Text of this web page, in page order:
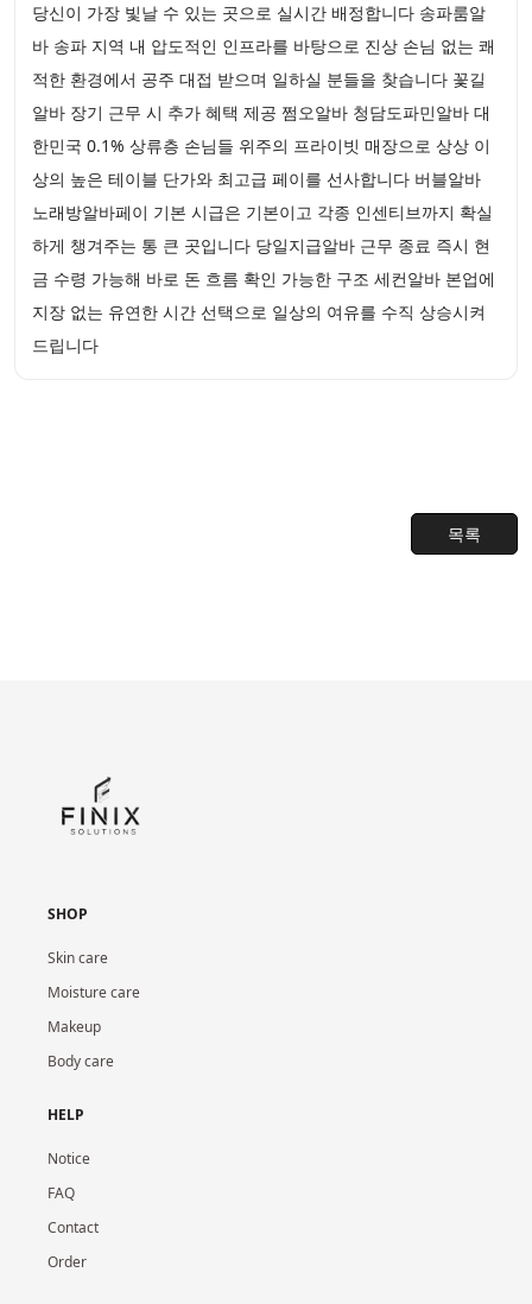
당신이 가장 빛날 수 있는 곳으로 실시간 배정합니다 송파룸알
바 송파 지역 내 압도적인 인프라를 바탕으로 진상 손님 없는 쾌
적한 환경에서 공주 대접 받으며 일하실 분들을 찾습니다 꽃길
알바 장기 근무 시 추가 혜택 제공 쩜오알바 청담도파민알바 대
한민국 0.1% 상류층 손님들 위주의 프라이빗 매장으로 상상 이
상의 높은 테이블 단가와 최고급 페이를 선사합니다 버블알바
노래방알바페이 기본 시급은 기본이고 각종 인센티브까지 확실
하게 챙겨주는 통 큰 곳입니다 당일지급알바 근무 종료 즉시 현
금 수령 가능해 바로 돈 흐름 확인 가능한 구조 세컨알바 본업에
지장 없는 유연한 시간 선택으로 일상의 여유를 수직 상승시켜
드립니다
목록
SHOP
Skin care
Moisture care
Makeup
Body care
HELP
Notice
FAQ
Contact
Order